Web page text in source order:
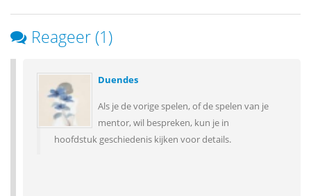
Reageer (1)
Duendes
Als je de vorige spelen, of de spelen van je
mentor, wil bespreken, kun je in
hoofdstuk geschiedenis kijken voor details.